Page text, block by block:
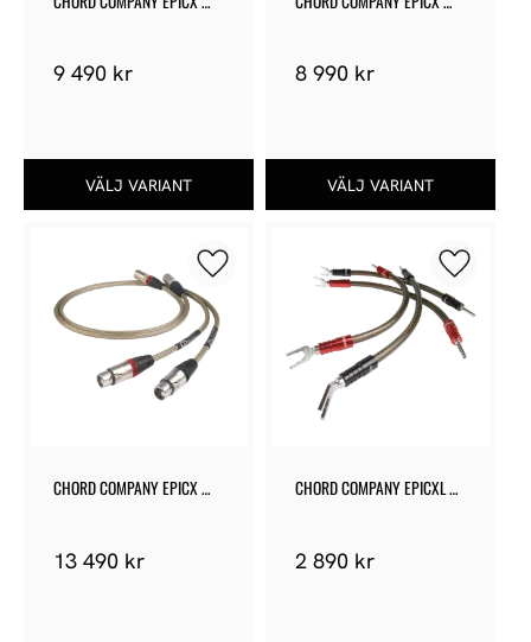
9 490 kr 8 990 kr
CHORD COMPANY EPICX
13 490 kr
Lägg till i favoriter
CHORD COMPANY EPICXL
2 890 kr
Lägg till